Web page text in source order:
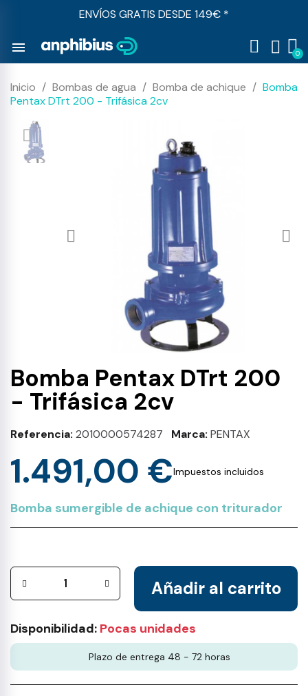
ENVÍOS GRATIS DESDE 149€ *
menu
Inicio Bombas de agua Bomba de achique
Bomba
Pentax DTrt 200 - Trifásica 2cv
Bomba Pentax DTrt 200
- Trifásica 2cv
Referencia 2010000574287 Marca PENTAX
1.491,00 €Impuestos incluidos
Bomba sumergible de achique con triturador
Añadir al carrito
Disponibilidad: Pocas unidades
Plazo de entrega 48 - 72 horas